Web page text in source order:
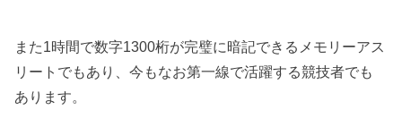
また1時間で数字1300桁が完璧に暗記できるメモリーアス
リートでもあり、今もなお第一線で活躍する競技者でも
あります。